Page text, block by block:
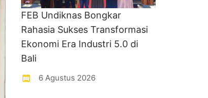
FEB Undiknas Bongkar
Rahasia Sukses Transformasi
Ekonomi Era Industri 5.0 di
Bali
6 Agustus 2026